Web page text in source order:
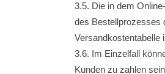
3.5. Die in dem
des Bestellprozesses
Versandkostentabelle
3.6. Im Einzelfall
Kunden zu zahlen